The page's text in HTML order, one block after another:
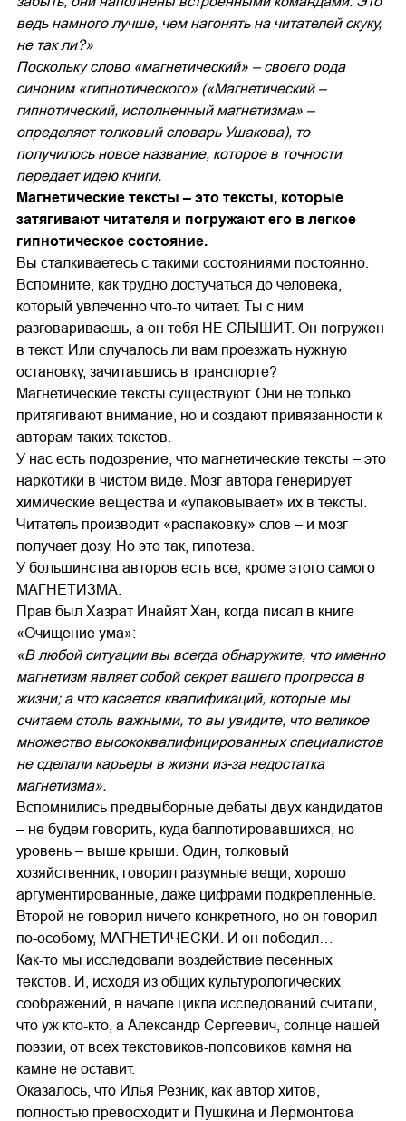
ведь намного лучше, чем нагонять на читателей скуку,
не так ли?»
Поскольку слово «магнетический» – своего рода
синоним «гипнотического» («Магнетический –
гипнотический, исполненный магнетизма» –
определяет толковый словарь Ушакова), то
получилось новое название, которое в точности
передает идею книги.
Магнетические тексты – это тексты, которые
затягивают читателя и погружают его в легкое
гипнотическое состояние.
Вы сталкиваетесь с такими состояниями постоянно.
Вспомните, как трудно достучаться до человека,
который увлеченно что-то читает. Ты с ним
разговариваешь, а он тебя НЕ СЛЫШИТ. Он погружен
в текст. Или случалось ли вам проезжать нужную
остановку, зачитавшись в транспорте?
Магнетические тексты существуют. Они не только
притягивают внимание, но и создают привязанности к
авторам таких текстов.
У нас есть подозрение, что магнетические тексты – это
наркотики в чистом виде. Мозг автора генерирует
химические вещества и «упаковывает» их в тексты.
Читатель производит «распаковку» слов – и мозг
получает дозу. Но это так, гипотеза.
У большинства авторов есть все, кроме этого самого
МАГНЕТИЗМА.
Прав был Хазрат Инайят Хан, когда писал в книге
«Очищение ума»:
«В любой ситуации вы всегда обнаружите, что именно
магнетизм являет собой секрет вашего прогресса в
жизни; а что касается квалификаций, которые мы
считаем столь важными, то вы увидите, что великое
множество высококвалифицированных специалистов
не сделали карьеры в жизни из-за недостатка
магнетизма».
Вспомнились предвыборные дебаты двух кандидатов
– не будем говорить, куда баллотировавшихся, но
уровень – выше крыши. Один, толковый
хозяйственник, говорил разумные вещи, хорошо
аргументированные, даже цифрами подкрепленные.
Второй не говорил ничего конкретного, но он говорил
по-особому, МАГНЕТИЧЕСКИ. И он победил…
Как-то мы исследовали воздействие песенных
текстов. И, исходя из общих культурологических
соображений, в начале цикла исследований считали,
что уж кто-кто, а Александр Сергеевич, солнце нашей
поэзии, от всех текстовиков-попсовиков камня на
камне не оставит.
Оказалось, что Илья Резник, как автор хитов,
полностью превосходит и Пушкина и Лермонтова